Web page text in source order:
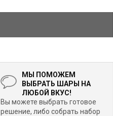
МЫ ПОМОЖЕМ
ВЫБРАТЬ ШАРЫ НА
ЛЮБОЙ ВКУС!
Вы можете выбрать готовое
решение, либо собрать набор